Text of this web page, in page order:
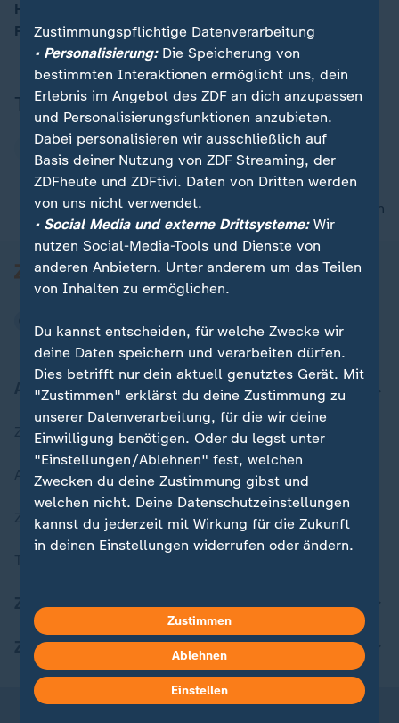
Hauptstadtstudiokorrespondent Andreas Kynast in
Fiuggi, Italien.
Thema
G7
nach oben
Aktuell bei ZDFheute
Zuletzt veröffentlicht
Aktuelle Sendungs-Videos
ZDFheute Stories
ZDFheute Update
ZDFheute Apps
Zustimmungspflichtige Datenverarbeitung
• Personalisierung:Die Speicherung von
bestimmten Interaktionen ermöglicht uns, dein
Erlebnis im Angebot des ZDF an dich anzupassen
und Personalisierungsfunktionen anzubieten.
Dabei personalisieren wir ausschließlich auf
Basis deiner Nutzung von ZDF Streaming, der
ZDFheute und ZDFtivi. Daten von Dritten werden
von uns nicht verwendet.
• Social Media und externe Drittsysteme:Wir
nutzen Social-Media-Tools und Dienste von
anderen Anbietern. Unter anderem um das Teilen
von Inhalten zu ermöglichen.
Du kannst entscheiden, für welche Zwecke wir
deine Daten speichern und verarbeiten dürfen.
Dies betrifft nur dein aktuell genutztes Gerät. Mit
"Zustimmen" erklärst du deine Zustimmung zu
unserer Datenverarbeitung, für die wir deine
Einwilligung benötigen. Oder du legst unter
"Einstellungen/Ablehnen" fest, welchen
Zwecken du deine Zustimmung gibst und
welchen nicht. Deine Datenschutzeinstellungen
kannst du jederzeit mit Wirkung für die Zukunft
in deinen Einstellungen widerrufen oder ändern.
Weitere Informationen findest du in unserer
Datenschutzerklärung.
Zustimmen
Ablehnen
Einstellen